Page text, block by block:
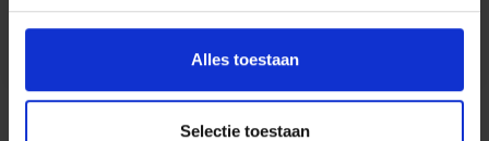
Alles toestaan
Selectie toestaan